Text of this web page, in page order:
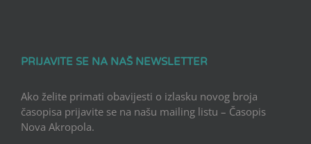
PRIJAVITE SE NA NAŠ NEWSLETTER
Ako želite primati obavijesti o izlasku novog broja
časopisa prijavite se na našu mailing listu – Časopis
Nova Akropola.